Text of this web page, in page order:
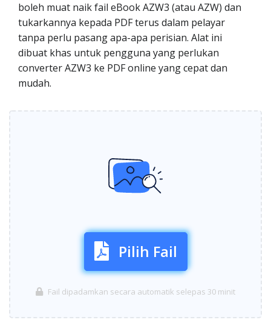
boleh muat naik fail eBook AZW3 (atau AZW) dan
tukarkannya kepada PDF terus dalam pelayar
tanpa perlu pasang apa-apa perisian. Alat ini
dibuat khas untuk pengguna yang perlukan
converter AZW3 ke PDF online yang cepat dan
mudah.
Pilih Fail
Fail dipadamkan secara automatik selepas 30 minit